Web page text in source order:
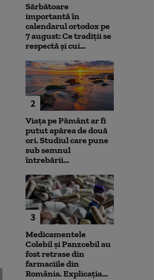
Sărbătoare
importantă în
calendarul ortodox pe
7 august: Ce tradiții se
respectă și cui...
2
Viața pe Pământ ar fi
putut apărea de două
ori. Studiul care pune
sub semnul
întrebării...
3
Medicamentele
Colebil și Panzcebil au
fost retrase din
farmaciile din
România. Explicația...